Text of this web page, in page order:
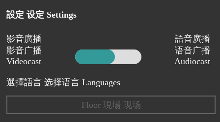
設定 设定 Settings
影音廣播
影音广播
Videocast
語音廣播
语音广播
Audiocast
選擇語言 选择语言 Languages
Floor 現場 现场